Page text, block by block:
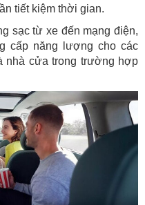
tiết kiệm thời gian.
sạc từ xe đến mạng điện,
cấp năng lượng cho các
nhà cửa trong trường hợp